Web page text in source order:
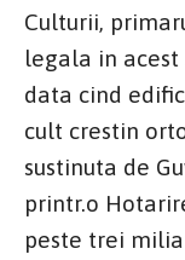
Culturii,
legala in acest
data cind
cult crestin
sustinuta de
printr.o
peste trei